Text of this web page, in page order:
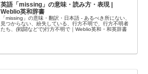
英語「missing」の意味・読み方・表現 |
Weblio英和辞書
「missing」の意味・翻訳・日本語 - あるべき所にない、
見つからない、紛失している、行方不明で、行方不明者
たち、(戦闘などで)行方不明で｜Weblio英和・和英辞書